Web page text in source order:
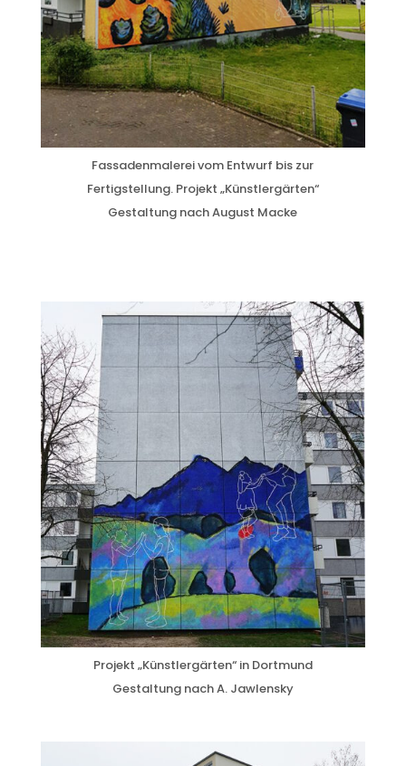
Fassadenmalerei vom Entwurf bis zur
Fertigstellung. Projekt „Künstlergärten“
Gestaltung nach August Macke
Projekt „Künstlergärten“ in Dortmund
Gestaltung nach A. Jawlensky